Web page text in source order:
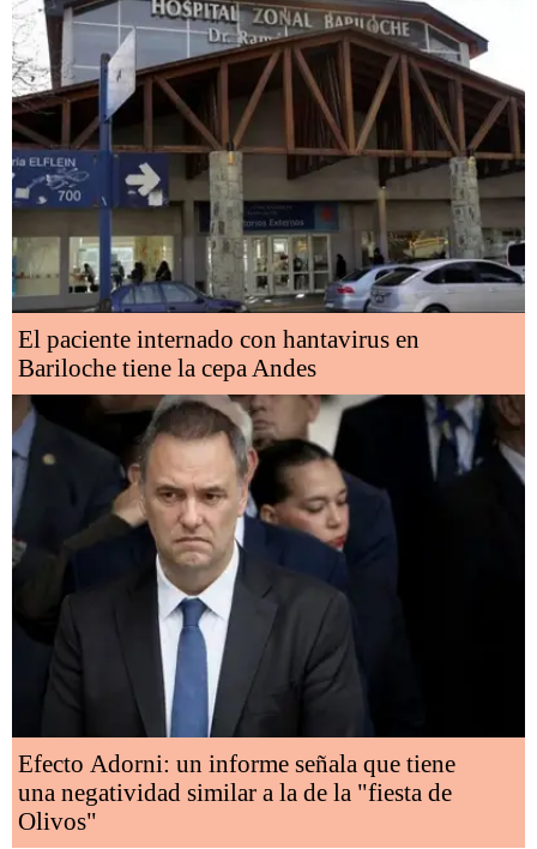
El paciente internado con hantavirus en
Bariloche tiene la cepa Andes
Efecto Adorni: un informe señala que tiene
una negatividad similar a la de la "fiesta de
Olivos"